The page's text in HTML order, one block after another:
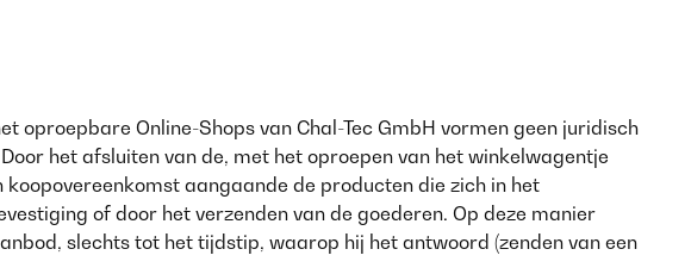
oproepbare Online-Shops van Chal-Tec GmbH vormen geen juridisch
het afsluiten van de, met het oproepen van het winkelwagentje
aangaande de producten die zich in het
of door het verzenden van de goederen. Op deze manier
slechts tot het tijdstip, waarop hij het antwoord (zenden van een